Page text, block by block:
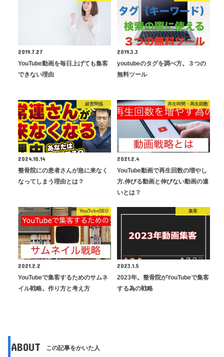
2019.7.27
YouTube動画を毎日上げても集客
できない理由
2019.3.3
youtubeのタグを調べ方。３つの
無料ツール
経営関係
2024.10.14
整骨院にの患者さんが急に来なく
なってしまう理由とは？
再生時間・再生回数
2021.2.4
YouTube動画で再生回数の増やし
方.伸びる動画と伸びない動画の違
いとは？
YouTubeSEO
2021.2.2
YouTubeで集客するためのサムネ
イル戦略。作り方と考え方
集客
2023.1.5
2023年。整骨院がYouTubeで集客
する為の戦略
ABOUT この記事をかいた人